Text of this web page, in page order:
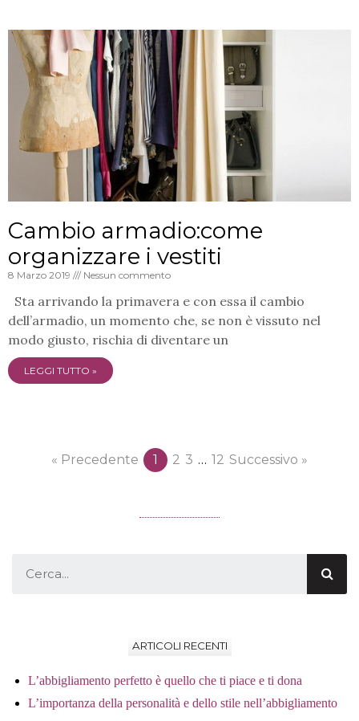
Cambio armadio:come
organizzare i vestiti
8 Marzo 2019 Nessun commento
Sta arrivando la primavera e con essa il cambio
dell’armadio, un momento che, se non è vissuto nel
modo giusto, rischia di diventare un
LEGGI TUTTO »
« Precedente 1 2 3 … 12 Successivo »
ARTICOLI RECENTI
L’abbigliamento perfetto è quello che ti piace e ti dona
L’importanza della personalità e dello stile nell’abbigliamento